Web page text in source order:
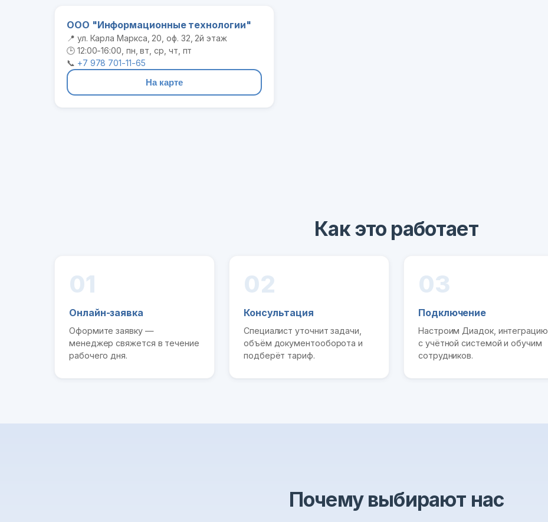
ООО "Информационные технологии"
📍 ул. Карла Маркса, 20, оф. 32, 2й этаж
🕒 12:00-16:00, пн, вт, ср, чт, пт
📞 +7 978 701-11-65
На карте
Как это работает
01
Онлайн-заявка
Оформите заявку —
менеджер свяжется в течение
рабочего дня.
02
Консультация
Специалист уточнит задачи,
объём документооборота и
подберёт тариф.
03
Подключение
Настроим Диадок, интеграцию
с учётной системой и обучим
сотрудников.
Почему выбирают нас